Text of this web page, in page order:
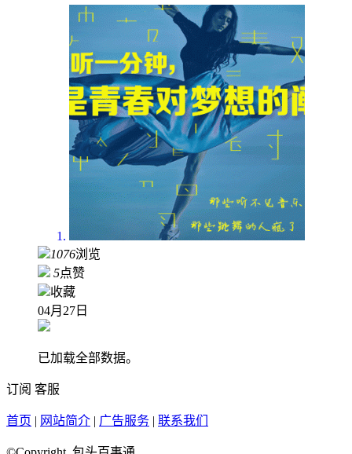
1076浏览
5点赞
收藏
04月27日
已加载全部数据。
订阅 客服
首页 | 网站简介 | 广告服务 | 联系我们